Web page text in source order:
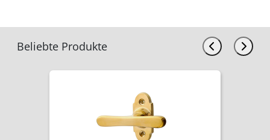
Beliebte Produkte